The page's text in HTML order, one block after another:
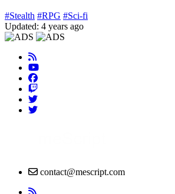
#Stealth #RPG #Sci-fi
Updated: 4 years ago
contact@mescript.com